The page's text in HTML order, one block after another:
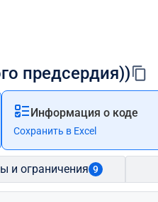
предсердия))
Информация о коде
Сохранить в Excel
и ограничения 9